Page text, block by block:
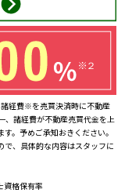
経費※を売買決済時に不動産
、諸経費が不動産売買代金を上
。予めご承知おきください。
、具体的な内容はスタッフに
格保有率